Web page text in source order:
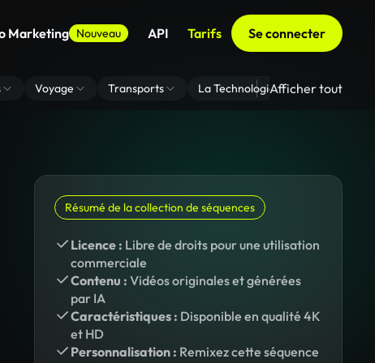
Marketing Nouveau API Tarifs Se connecter
Voyage Transports La Technologie Zoom En
Afficher tout
Résumé de la collection de séquences
Licence : Libre de droits pour une utilisation
commerciale
Contenu : Vidéos originales et générées
par IA
Caractéristiques : Disponible en qualité 4K
et HD
Personnalisation : Remixez cette séquence